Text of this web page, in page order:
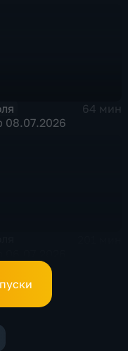
64 мин
08.07.2026